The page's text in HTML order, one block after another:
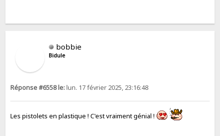
bobbie
Bidule
Réponse #6558 le:lun. 17 février 2025, 23:16:48
Les pistolets en plastique ! C'est vraiment génial !